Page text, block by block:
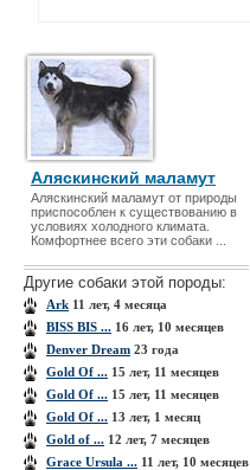
Аляскинский маламут
Аляскинский маламут от приро­ды
приспособлен к существованию в
услови­ях холодного климата.
Комфортнее всего эти собаки ...
Другие собаки этой породы:
Ark 11 лет, 4 месяца
BISS BIS ... 16 лет, 10 месяцев
Denver Dream 23 года
Gold Of ... 15 лет, 11 месяцев
Gold Of ... 15 лет, 11 месяцев
Gold Of ... 13 лет, 1 месяц
Gold of ... 12 лет, 7 месяцев
Grace Ursula ... 11 лет, 10 месяцев